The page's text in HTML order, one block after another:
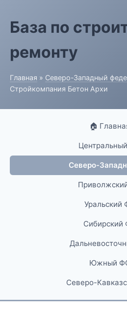
База по
ремонту
Главная » Северо-Западный
Стройкомпания Бетон Архи
🏠
Северо-
Уральский
Сибирский
Южный
Северо-